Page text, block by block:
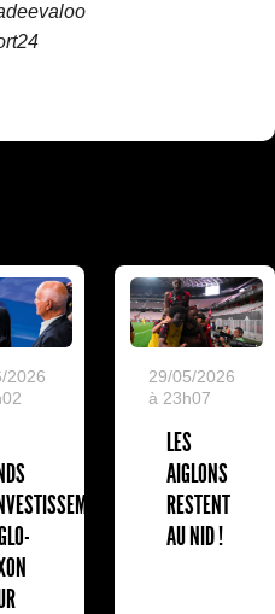
2026
29/05/2026
à 23h07
LES
AIGLONS
RESTENT
AU NID !